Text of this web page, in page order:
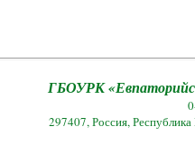
ГБОУРК
297407, Россия,